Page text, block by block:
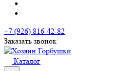
+7 (926) 816-42-82
Заказать звонок
Каталог